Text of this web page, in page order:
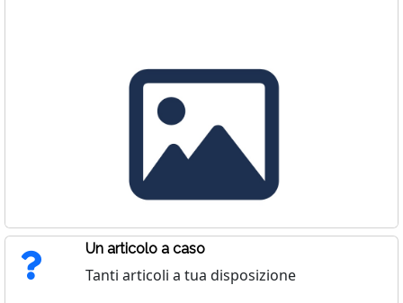
Un articolo a caso
Tanti articoli a tua disposizione